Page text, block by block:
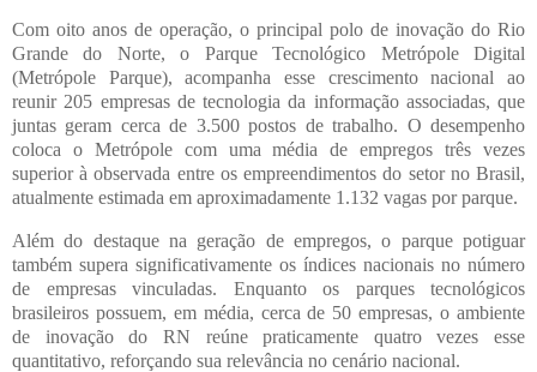
Com oito anos de operação, o principal polo de inovação do Rio
Grande do Norte, o Parque Tecnológico Metrópole Digital
(Metrópole Parque), acompanha esse crescimento nacional ao
reunir 205 empresas de tecnologia da informação associadas, que
juntas geram cerca de 3.500 postos de trabalho. O desempenho
coloca o Metrópole com uma média de empregos três vezes
superior à observada entre os empreendimentos do setor no Brasil,
atualmente estimada em aproximadamente 1.132 vagas por parque.
Além do destaque na geração de empregos, o parque potiguar
também supera significativamente os índices nacionais no número
de empresas vinculadas. Enquanto os parques tecnológicos
brasileiros possuem, em média, cerca de 50 empresas, o ambiente
de inovação do RN reúne praticamente quatro vezes esse
quantitativo, reforçando sua relevância no cenário nacional.